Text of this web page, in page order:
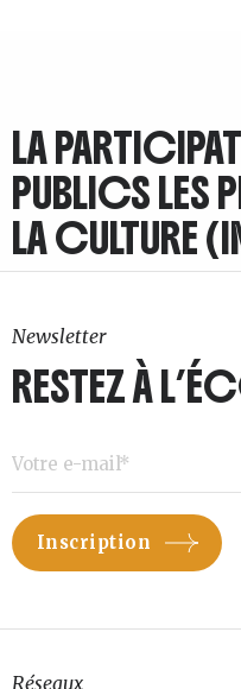
LA
PUBLICS LES
LA CULTURE
Newsletter
RESTEZ À
Réseaux